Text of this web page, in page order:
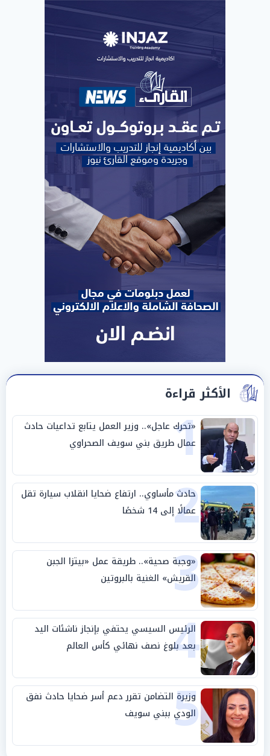
الأكثر قراءة
1
«تحرك عاجل».. وزير العمل يتابع تداعيات حادث
عمال طريق بني سويف الصحراوي
2
حادث مأساوي.. ارتفاع ضحايا انقلاب سيارة تقل
عمالًا إلى 14 شخصًا
3
«وجبة صحية».. طريقة عمل «بيتزا الجبن
القريش» الغنية بالبروتين
4
الرئيس السيسي يحتفي بإنجاز ناشئات اليد
بعد بلوغ نصف نهائي كأس العالم
5
وزيرة التضامن تقرر دعم أسر ضحايا حادث نفق
الودي ببني سويف